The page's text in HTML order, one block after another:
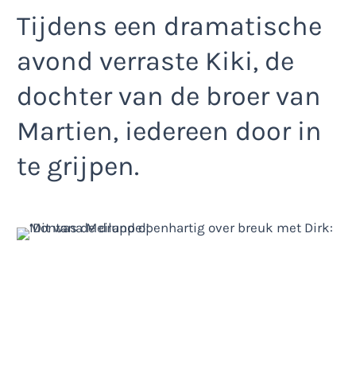
Tijdens een dramatische
avond verraste Kiki, de
dochter van de broer van
Martien, iedereen door in
te grijpen.